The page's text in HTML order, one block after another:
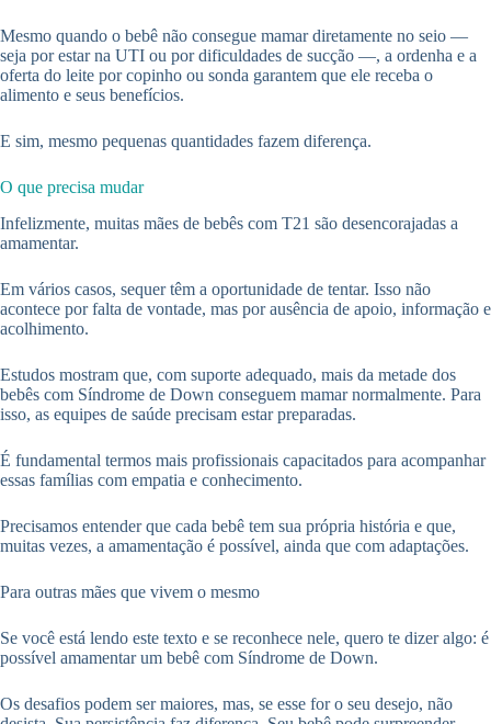
Mesmo quando o bebê não consegue mamar diretamente no seio —
seja por estar na UTI ou por dificuldades de sucção —, a ordenha e a
oferta do leite por copinho ou sonda garantem que ele receba o
alimento e seus benefícios.
E sim, mesmo pequenas quantidades fazem diferença.
O que precisa mudar
Infelizmente, muitas mães de bebês com T21 são desencorajadas a
amamentar.
Em vários casos, sequer têm a oportunidade de tentar. Isso não
acontece por falta de vontade, mas por ausência de apoio, informação e
acolhimento.
Estudos mostram que, com suporte adequado, mais da metade dos
bebês com Síndrome de Down conseguem mamar normalmente. Para
isso, as equipes de saúde precisam estar preparadas.
É fundamental termos mais profissionais capacitados para acompanhar
essas famílias com empatia e conhecimento.
Precisamos entender que cada bebê tem sua própria história e que,
muitas vezes, a amamentação é possível, ainda que com adaptações.
Para outras mães que vivem o mesmo
Se você está lendo este texto e se reconhece nele, quero te dizer algo: é
possível amamentar um bebê com Síndrome de Down.
Os desafios podem ser maiores, mas, se esse for o seu desejo, não